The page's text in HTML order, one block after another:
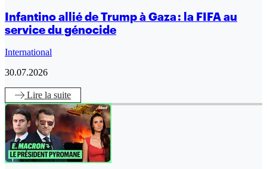
Infantino allié de Trump à Gaza : la FIFA au
service du génocide
International
30.07.2026
Lire la suite